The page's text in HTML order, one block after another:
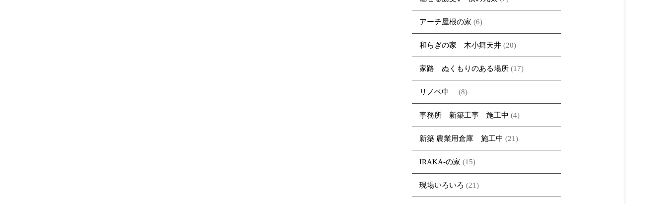
アーチ屋根の家 (6)
和らぎの家 木小舞天井(20)
家路 ぬくもりのある場所(17)
リノベ中 (8)
事務所 新築工事 施工中 (4)
新築 農業用倉庫 施工中 (21)
IRAKA-の家 (15)
現場いろいろ (21)